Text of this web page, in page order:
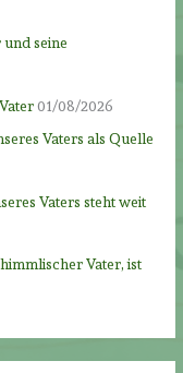
seine
01/08/2026
Vaters als Quelle
Vaters steht weit
Vater, ist